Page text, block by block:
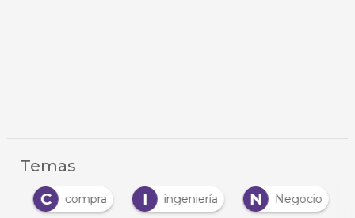
Temas
C compra I ingeniería N Negocio